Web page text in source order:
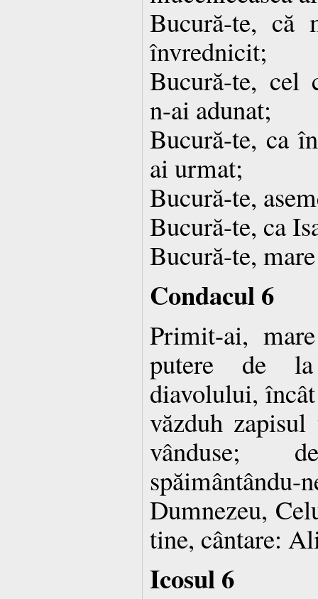
Bucură-te, că
învrednicit;
Bucură-te, cel
n-ai adunat;
Bucură-te, ca
ai urmat;
Bucură-te,
Bucură-te, ca
Bucură-te,
Condacul 6
Primit-ai,
putere de la
diavolului,
văzduh
vânduse;
Dumnezeu,
tine, cântare:
Icosul 6